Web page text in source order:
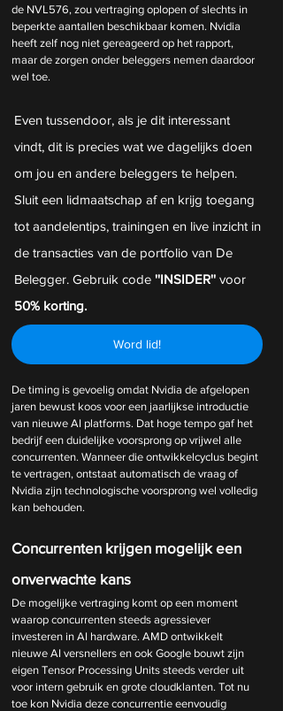
de NVL576, zou vertraging oplopen of slechts in
beperkte aantallen beschikbaar komen. Nvidia
heeft zelf nog niet gereageerd op het rapport,
maar de zorgen onder beleggers nemen daardoor
wel toe.
Even tussendoor, als je dit interessant
vindt, dit is precies wat we dagelijks doen
om jou en andere beleggers te helpen.
Sluit een lidmaatschap af en krijg toegang
tot aandelentips, trainingen en live inzicht in
de transacties van de portfolio van De
Belegger. Gebruik code ''INSIDER'' voor
50% korting.
Word lid!
De timing is gevoelig omdat Nvidia de afgelopen
jaren bewust koos voor een jaarlijkse introductie
van nieuwe AI platforms. Dat hoge tempo gaf het
bedrijf een duidelijke voorsprong op vrijwel alle
concurrenten. Wanneer die ontwikkelcyclus begint
te vertragen, ontstaat automatisch de vraag of
Nvidia zijn technologische voorsprong wel volledig
kan behouden.
Concurrenten krijgen mogelijk een
onverwachte kans
De mogelijke vertraging komt op een moment
waarop concurrenten steeds agressiever
investeren in AI hardware. AMD ontwikkelt
nieuwe AI versnellers en ook Google bouwt zijn
eigen Tensor Processing Units steeds verder uit
voor intern gebruik en grote cloudklanten. Tot nu
toe kon Nvidia deze concurrentie eenvoudig